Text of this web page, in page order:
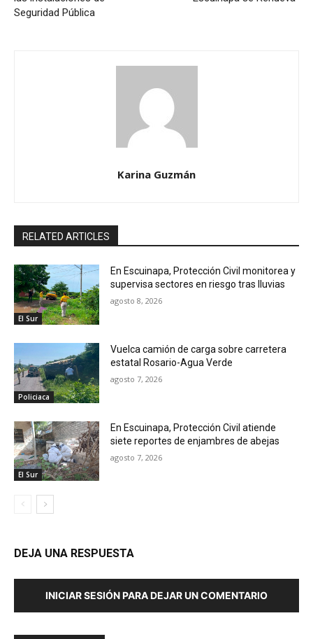
Seguridad Pública
Karina Guzmán
RELATED ARTICLES
El Sur
En Escuinapa, Protección Civil monitorea y
supervisa sectores en riesgo tras lluvias
agosto 8, 2026
Policiaca
Vuelca camión de carga sobre carretera
estatal Rosario-Agua Verde
agosto 7, 2026
El Sur
En Escuinapa, Protección Civil atiende
siete reportes de enjambres de abejas
agosto 7, 2026
DEJA UNA RESPUESTA
INICIAR SESIÓN PARA DEJAR UN COMENTARIO